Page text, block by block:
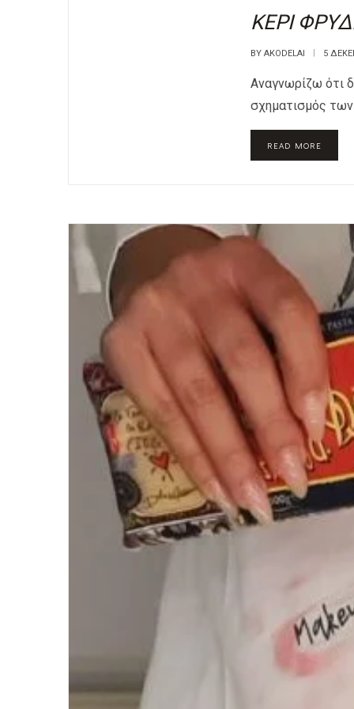
ΚΕΡΙ
BY AKODELAI 5
Αναγνωρίζω ότι
σχηματισμός
READ MORE